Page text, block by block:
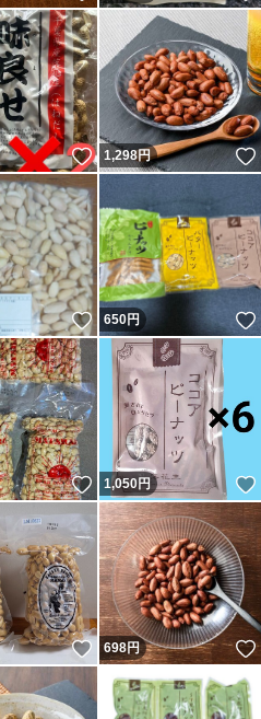
いいね！
1,298円
いいね！
650円
いいね！
1,050円
いいね！
698円